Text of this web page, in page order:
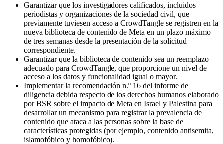
Garantizar que los investigadores calificados, incluidos
periodistas y organizaciones de la sociedad civil, que
previamente tuviesen acceso a CrowdTangle se registren en la
nueva biblioteca de contenido de Meta en un plazo máximo
de tres semanas desde la presentación de la solicitud
correspondiente.
Garantizar que la biblioteca de contenido sea un reemplazo
adecuado para CrowdTangle, que proporcione un nivel de
acceso a los datos y funcionalidad igual o mayor.
Implementar la recomendación n.º 16 del informe de
diligencia debida respecto de los derechos humanos elaborado
por BSR sobre el impacto de Meta en Israel y Palestina para
desarrollar un mecanismo para registrar la prevalencia de
contenido que ataca a las personas sobre la base de
características protegidas (por ejemplo, contenido antisemita,
islamofóbico y homofóbico).